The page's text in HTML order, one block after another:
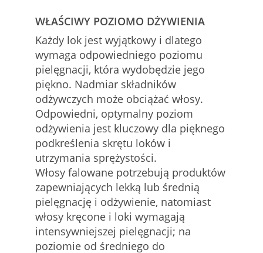
WŁAŚCIWY POZIOMO DŻYWIENIA
Każdy lok jest wyjątkowy i dlatego
wymaga odpowiedniego poziomu
pielęgnacji, która wydobędzie jego
piękno. Nadmiar składników
odżywczych może obciążać włosy.
Odpowiedni, optymalny poziom
odżywienia jest kluczowy dla pięknego
podkreślenia skrętu loków i
utrzymania sprężystości.
Włosy falowane potrzebują produktów
zapewniających lekką lub średnią
pielęgnację i odżywienie, natomiast
włosy kręcone i loki wymagają
intensywniejszej pielęgnacji; na
poziomie od średniego do